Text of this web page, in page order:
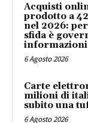
Acquisti
prodotto a
nel 2026:
sfida è
6 Agosto 2026
Carte
milioni di
subito una
6 Agosto 2026